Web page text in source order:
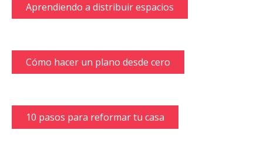
Aprendiendo a distribuir espacios
Cómo hacer un plano desde cero
10 pasos para reformar tu casa